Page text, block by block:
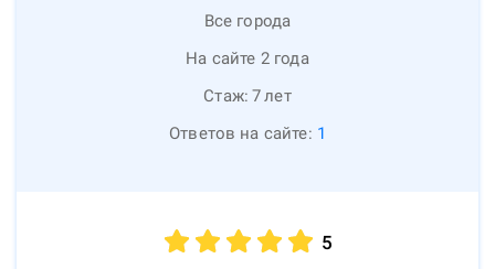
Все города
На сайте 2 года
Стаж: 7лет
Ответов на сайте: 1
5